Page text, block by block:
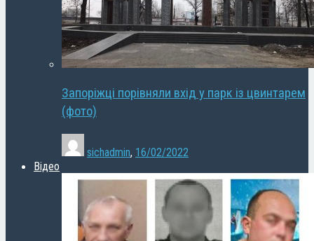
Запоріжці порівняли вхід у парк із цвинтарем
(фото)
sichadmin, 16/02/2022
Відео